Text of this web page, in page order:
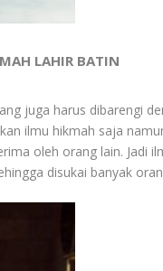
LAHIR BATIN
juga harus dibarengi
ilmu hikmah saja
oleh orang lain. Jadi
disukai banyak